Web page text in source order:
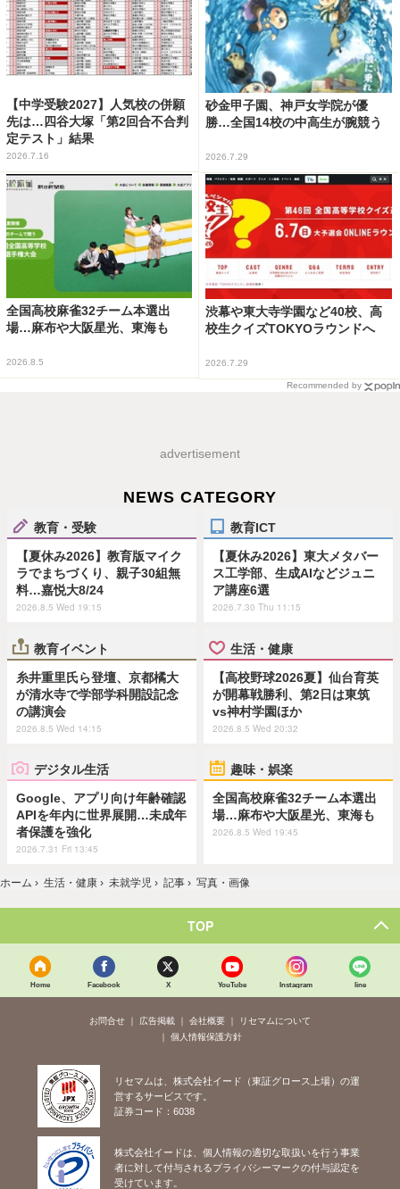
【中学受験2027】人気校の併願
先は…四谷大塚「第2回合不合判
定テスト」結果
2026.7.16
砂金甲子園、神戸女学院が優
勝…全国14校の中高生が腕競う
2026.7.29
全国高校麻雀32チーム本選出
場…麻布や大阪星光、東海も
2026.8.5
渋幕や東大寺学園など40校、高
校生クイズTOKYOラウンドへ
2026.7.29
Recommended by
advertisement
NEWS CATEGORY
教育・受験
【夏休み2026】教育版マイク
ラでまちづくり、親子30組無
料…嘉悦大8/24
2026.8.5 Wed 19:15
教育ICT
【夏休み2026】東大メタバー
ス工学部、生成AIなどジュニ
ア講座6選
2026.7.30 Thu 11:15
教育イベント
糸井重里氏ら登壇、京都橘大
が清水寺で学部学科開設記念
の講演会
2026.8.5 Wed 14:15
生活・健康
【高校野球2026夏】仙台育英
が開幕戦勝利、第2日は東筑
vs神村学園ほか
2026.8.5 Wed 20:32
デジタル生活
Google、アプリ向け年齢確認
APIを年内に世界展開…未成年
者保護を強化
2026.7.31 Fri 13:45
趣味・娯楽
全国高校麻雀32チーム本選出
場…麻布や大阪星光、東海も
2026.8.5 Wed 19:45
ホーム › 生活・健康 › 未就学児 › 記事 › 写真・画像
TOP
Home Facebook X YouTube Instagram line
お問合せ 広告掲載 会社概要
リセマムについて
個人情報保護方針
リセマムは、株式会社イード（東証グロース上場）の運
営するサービスです。
証券コード：6038
株式会社イードは、個人情報の適切な取扱いを行う事業
者に対して付与されるプライバシーマークの付与認定を
受けています。